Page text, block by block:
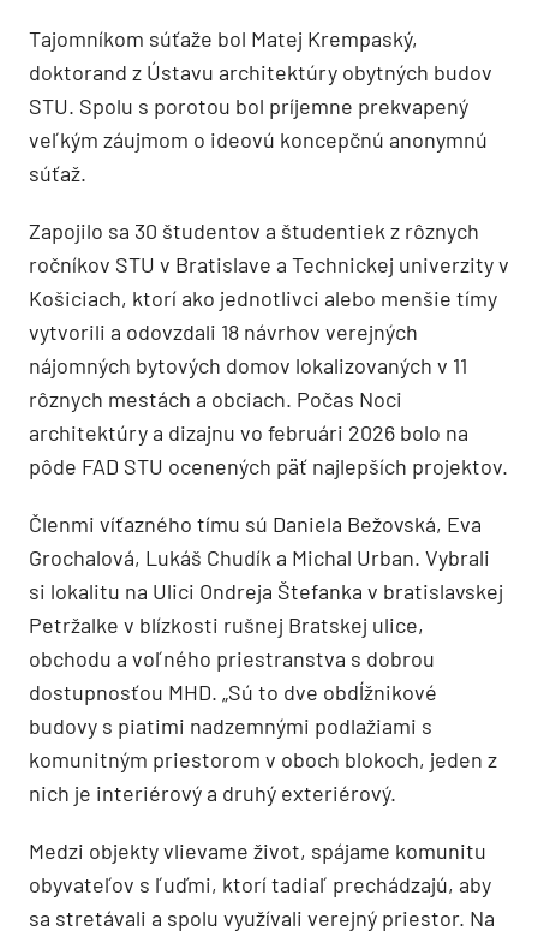
Tajomníkom súťaže bol Matej Krempaský,
doktorand z Ústavu architektúry obytných budov
STU. Spolu s porotou bol príjemne prekvapený
veľkým záujmom o ideovú koncepčnú anonymnú
súťaž.
Zapojilo sa 30 študentov a študentiek z rôznych
ročníkov STU v Bratislave a Technickej univerzity v
Košiciach, ktorí ako jednotlivci alebo menšie tímy
vytvorili a odovzdali 18 návrhov verejných
nájomných bytových domov lokalizovaných v 11
rôznych mestách a obciach. Počas Noci
architektúry a dizajnu vo februári 2026 bolo na
pôde FAD STU ocenených päť najlepších projektov.
Členmi víťazného tímu sú Daniela Bežovská, Eva
Grochalová, Lukáš Chudík a Michal Urban. Vybrali
si lokalitu na Ulici Ondreja Štefanka v bratislavskej
Petržalke v blízkosti rušnej Bratskej ulice,
obchodu a voľného priestranstva s dobrou
dostupnosťou MHD. „Sú to dve obdĺžnikové
budovy s piatimi nadzemnými podlažiami s
komunitným priestorom v oboch blokoch, jeden z
nich je interiérový a druhý exteriérový.
Medzi objekty vlievame život, spájame komunitu
obyvateľov s ľuďmi, ktorí tadiaľ prechádzajú, aby
sa stretávali a spolu využívali verejný priestor. Na